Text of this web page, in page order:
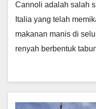
Cannoli adalah salah
Italia yang telah
makanan manis di
renyah berbentuk